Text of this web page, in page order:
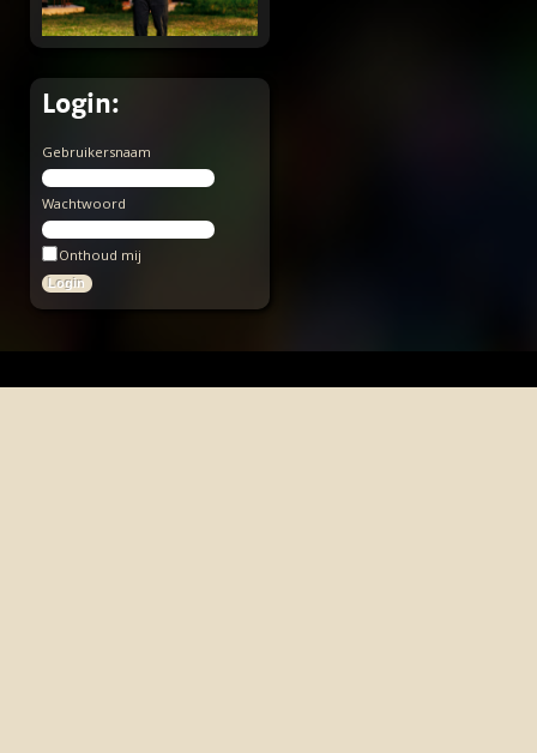
Login:
Gebruikersnaam
Wachtwoord
Onthoud mij